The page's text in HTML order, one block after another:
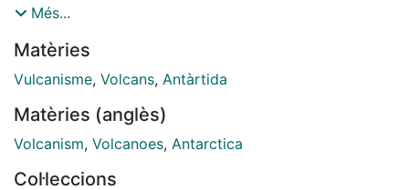
últimos dos siglos. Las erupciones recientes (1967,
ocurrieron en 1992, 1999 y 2014-2015 demuestran que
la generación de actividad volcánica en el futuro debe
aquellos científicos, personal técnico y logístico, y
turistas localizados en la misma isla volcánica o sus
evolutivo del sistema magmático de Decepción
Més...
Matèries
Vulcanisme, Volcans, Antàrtida
Matèries (anglès)
Volcanism, Volcanoes, Antarctica
Col·leccions